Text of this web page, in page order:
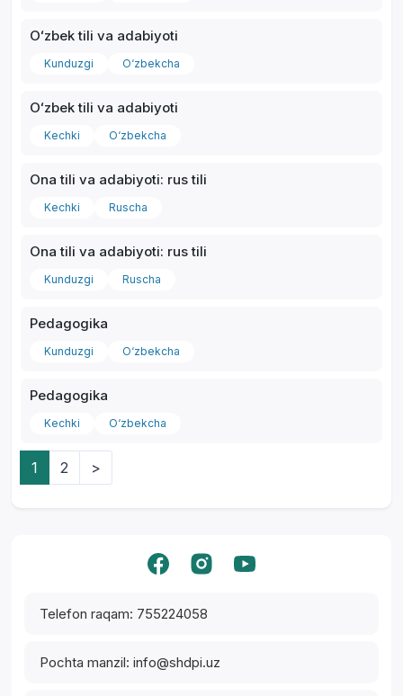
Telefon raqam: 755224058
Pochta manzil: info@shdpi.uz
Oʻzbek tili va adabiyoti
Kunduzgi O‘zbekcha
Oʻzbek tili va adabiyoti
Kechki O‘zbekcha
Ona tili va adabiyoti: rus tili
Kechki Ruscha
Ona tili va adabiyoti: rus tili
Kunduzgi Ruscha
Pedagogika
Kunduzgi O‘zbekcha
Pedagogika
Kechki O‘zbekcha
1 2 >